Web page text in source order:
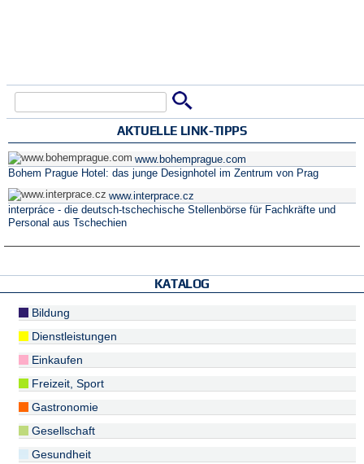
AKTUELLE LINK-TIPPS
www.bohemprague.com
Bohem Prague Hotel: das junge Designhotel im Zentrum von Prag
www.interprace.cz
interpráce - die deutsch-tschechische Stellenbörse für Fachkräfte und
Personal aus Tschechien
KATALOG
Bildung
Dienstleistungen
Einkaufen
Freizeit, Sport
Gastronomie
Gesellschaft
Gesundheit